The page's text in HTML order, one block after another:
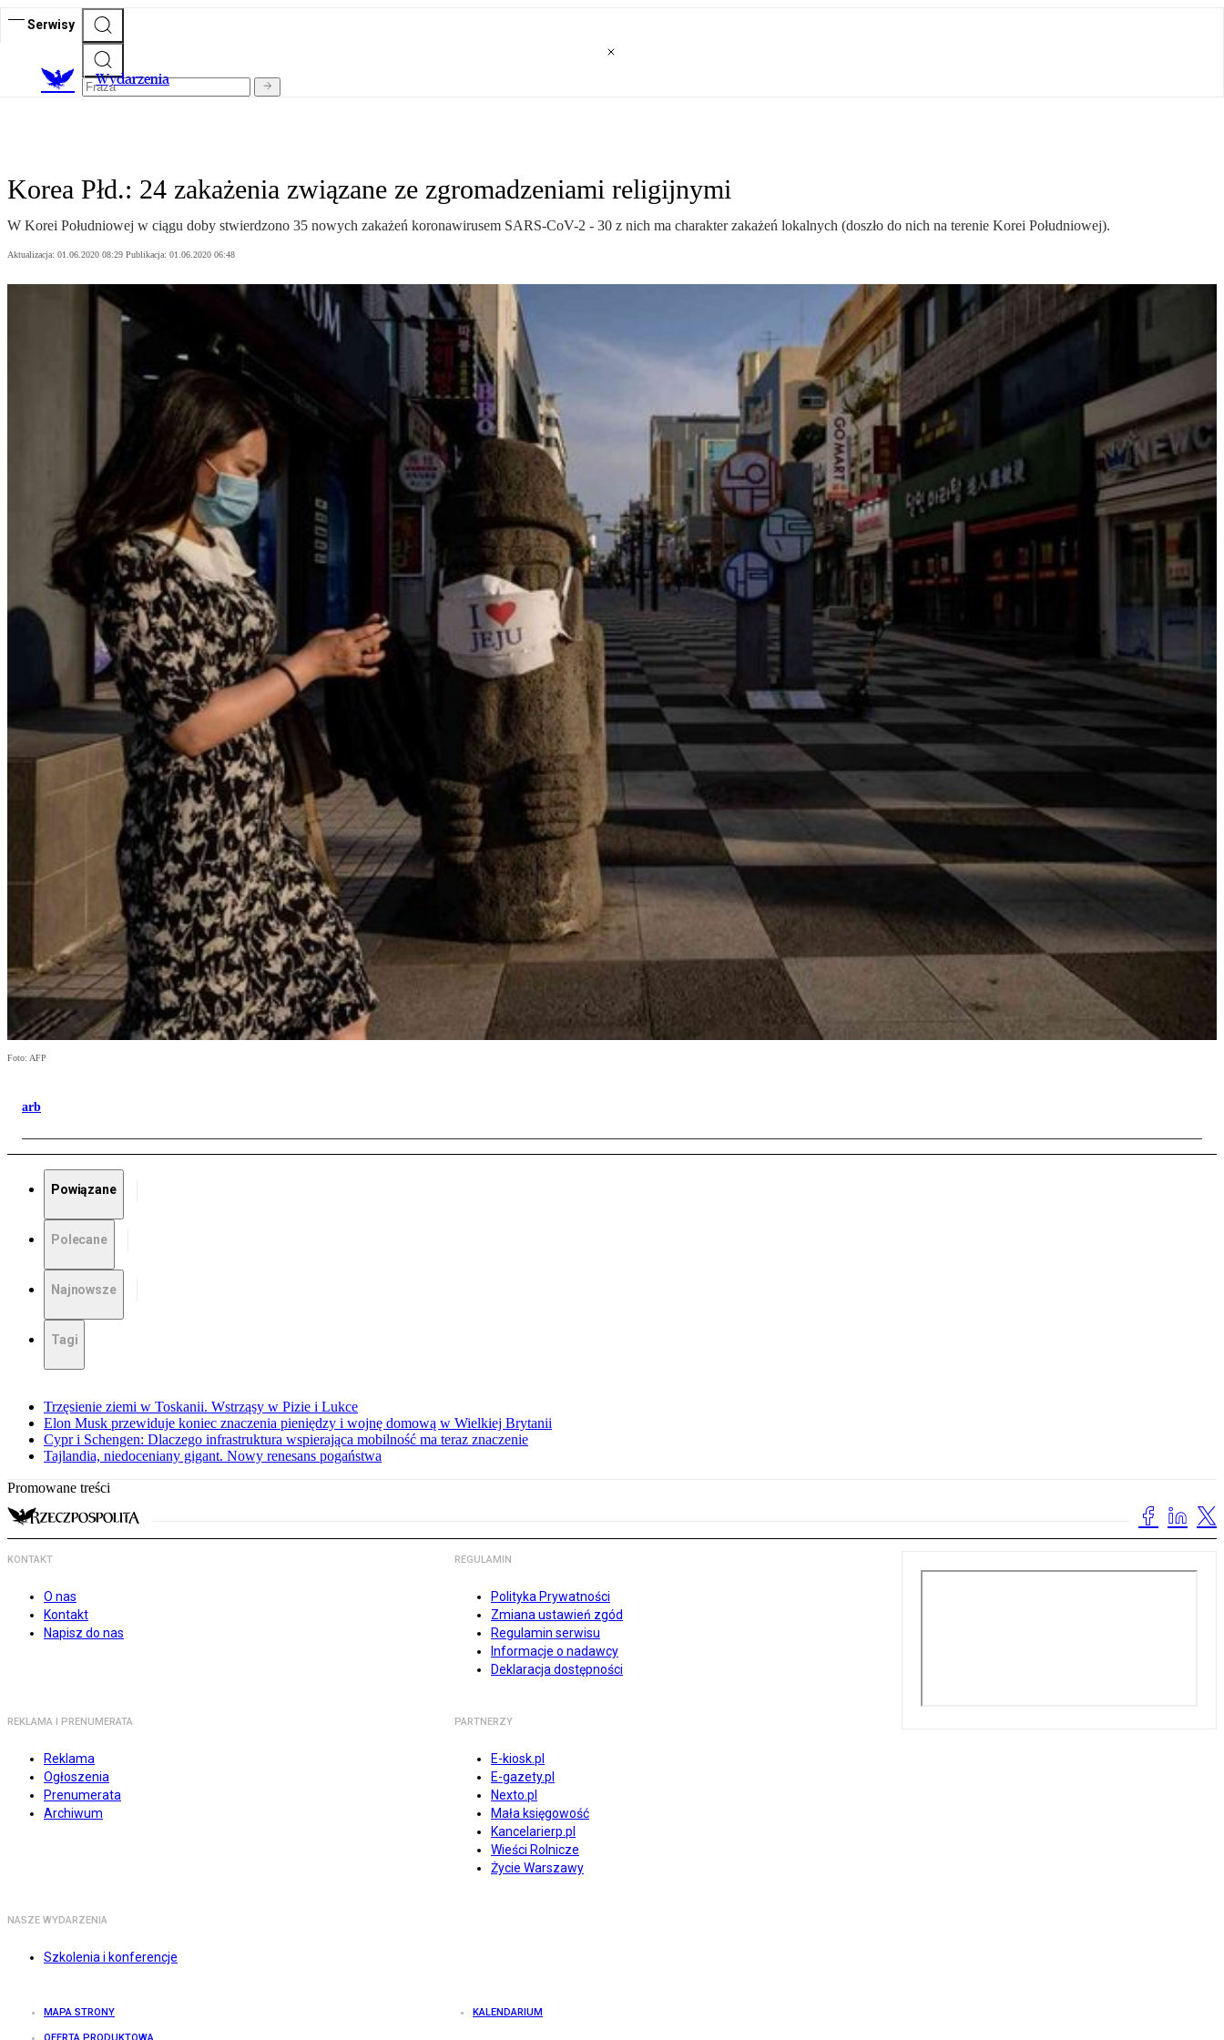
Serwisy
Wydarzenia
Korea Płd.: 24 zakażenia związane ze zgromadzeniami religijnymi
W Korei Południowej w ciągu doby stwierdzono 35 nowych zakażeń koronawirusem SARS-CoV-2 - 30 z nich ma charakter zakażeń lokalnych (doszło do nich na terenie Korei Południowej).
Aktualizacja: 01.06.2020 08:29 Publikacja: 01.06.2020 06:48
Foto: AFP
arb
Powiązane
Polecane
Najnowsze
Tagi
Trzęsienie ziemi w Toskanii. Wstrząsy w Pizie i Lukce
Elon Musk przewiduje koniec znaczenia pieniędzy i wojnę domową w Wielkiej Brytanii
Cypr i Schengen: Dlaczego infrastruktura wspierająca mobilność ma teraz znaczenie
Tajlandia, niedoceniany gigant. Nowy renesans pogaństwa
Promowane treści
KONTAKT
O nas
Kontakt
Napisz do nas
REGULAMIN
Polityka Prywatności
Zmiana ustawień zgód
Regulamin serwisu
Informacje o nadawcy
Deklaracja dostępności
REKLAMA I PRENUMERATA
Reklama
Ogłoszenia
Prenumerata
Archiwum
PARTNERZY
E-kiosk.pl
E-gazety.pl
Nexto.pl
Mała księgowość
Kancelarierp.pl
Wieści Rolnicze
Życie Warszawy
NASZE WYDARZENIA
Szkolenia i konferencje
MAPA STRONY KALENDARIUM